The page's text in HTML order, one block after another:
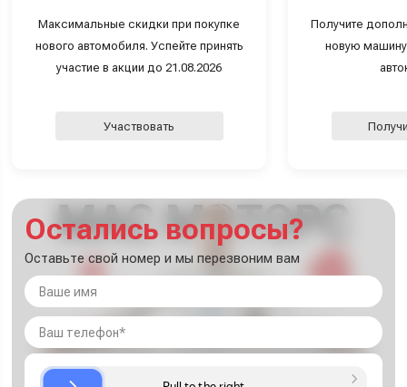
Максимальные скидки при покупке
нового автомобиля. Успейте принять
участие в акции до 21.08.2026
Участвовать
Получите
новую
Остались вопросы?
Оставьте свой номер и мы перезвоним вам